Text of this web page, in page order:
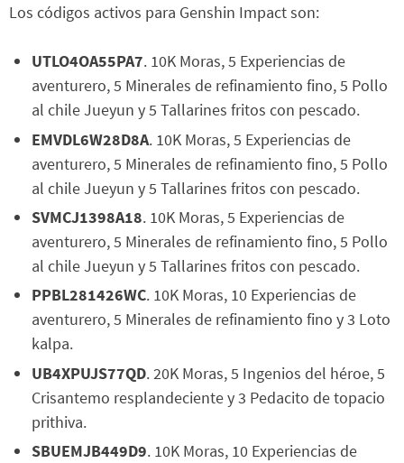
Los códigos activos para Genshin Impact son:
UTLO4OA55PA7. 10K Moras, 5 Experiencias de
aventurero, 5 Minerales de refinamiento fino, 5 Pollo
al chile Jueyun y 5 Tallarines fritos con pescado.
EMVDL6W28D8A. 10K Moras, 5 Experiencias de
aventurero, 5 Minerales de refinamiento fino, 5 Pollo
al chile Jueyun y 5 Tallarines fritos con pescado.
SVMCJ1398A18. 10K Moras, 5 Experiencias de
aventurero, 5 Minerales de refinamiento fino, 5 Pollo
al chile Jueyun y 5 Tallarines fritos con pescado.
PPBL281426WC. 10K Moras, 10 Experiencias de
aventurero, 5 Minerales de refinamiento fino y 3 Loto
kalpa.
UB4XPUJS77QD. 20K Moras, 5 Ingenios del héroe, 5
Crisantemo resplandeciente y 3 Pedacito de topacio
prithiva.
SBUEMJB449D9. 10K Moras, 10 Experiencias de